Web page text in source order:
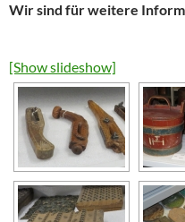
Wir sind für weitere
[Show slideshow]